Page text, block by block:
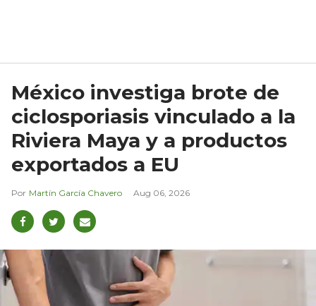
México investiga brote de
ciclosporiasis vinculado a la
Riviera Maya y a productos
exportados a EU
Martín García Chavero Aug 06, 2026